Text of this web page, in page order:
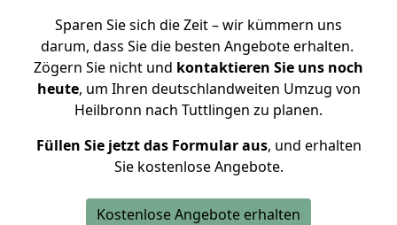
Sparen Sie sich die Zeit – wir kümmern uns
darum, dass Sie die besten Angebote erhalten.
Zögern Sie nicht und kontaktieren Sie uns noch
heute, um Ihren deutschlandweiten Umzug von
Heilbronn nach Tuttlingen zu planen.
Füllen Sie jetzt das Formular aus, und erhalten
Sie kostenlose Angebote.
Kostenlose Angebote erhalten